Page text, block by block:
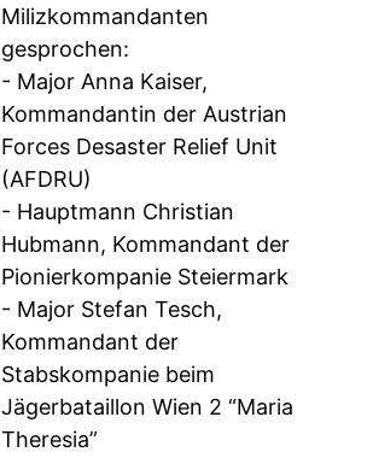
Milizkommandanten
gesprochen:
- Major Anna Kaiser,
Kommandantin der Austrian
Forces Desaster Relief Unit
(AFDRU)
- Hauptmann Christian
Hubmann, Kommandant der
Pionierkompanie Steiermark
- Major Stefan Tesch,
Kommandant der
Stabskompanie beim
Jägerbataillon Wien 2 “Maria
Theresia”